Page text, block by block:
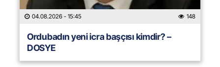
04.08.2026 - 15:45 148
Ordubadın yeni icra başçısı kimdir? –
DOSYE